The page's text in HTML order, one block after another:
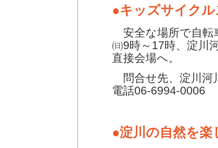
●キッズサイク
安全な場所で自転
㈰9時～17時、淀川
直接会場へ。
問合せ先、淀川
電話06-6994-0006
●淀川の自然を楽